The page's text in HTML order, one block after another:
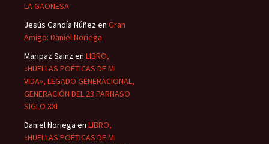
LA GAONESA
Jesús Gandía Núñezen Gran
Amigo: Daniel Noriega
Maripaz Sainzen LIBRO,
«HUELLAS POÉTICAS DE MI
VIDA», LEGADO GENERACIONAL,
GENERACIÓN DEL 23 PARNASO
SIGLO XXI
Daniel Noriega en LIBRO,
«HUELLAS POÉTICAS DE MI